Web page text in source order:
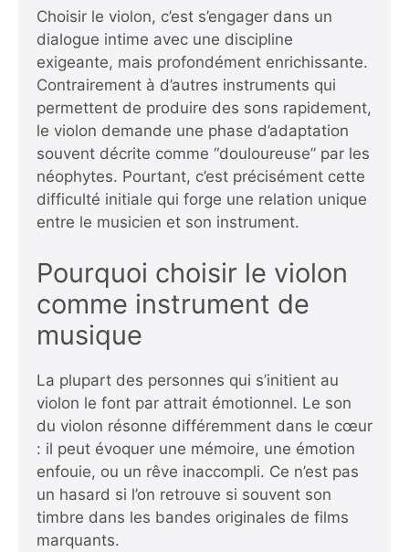
Choisir le violon, c’est s’engager dans un
dialogue intime avec une discipline
exigeante, mais profondément enrichissante.
Contrairement à d’autres instruments qui
permettent de produire des sons rapidement,
le violon demande une phase d’adaptation
souvent décrite comme “douloureuse” par les
néophytes. Pourtant, c’est précisément cette
difficulté initiale qui forge une relation unique
entre le musicien et son instrument.
Pourquoi choisir le violon
comme instrument de
musique
La plupart des personnes qui s’initient au
violon le font par attrait émotionnel. Le son
du violon résonne différemment dans le cœur
: il peut évoquer une mémoire, une émotion
enfouie, ou un rêve inaccompli. Ce n’est pas
un hasard si l’on retrouve si souvent son
timbre dans les bandes originales de films
marquants.